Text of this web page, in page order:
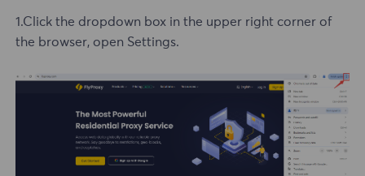
1.Click the dropdown box in the upper right corner of
the browser, open Settings.